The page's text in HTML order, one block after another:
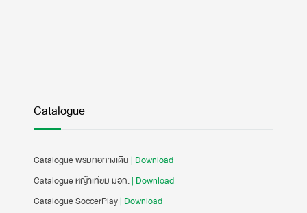
Catalogue
Catalogue พรมทอทางเดิน | Download
Catalogue หญ้าเทียม มอก.| Download
Catalogue SoccerPlay| Download